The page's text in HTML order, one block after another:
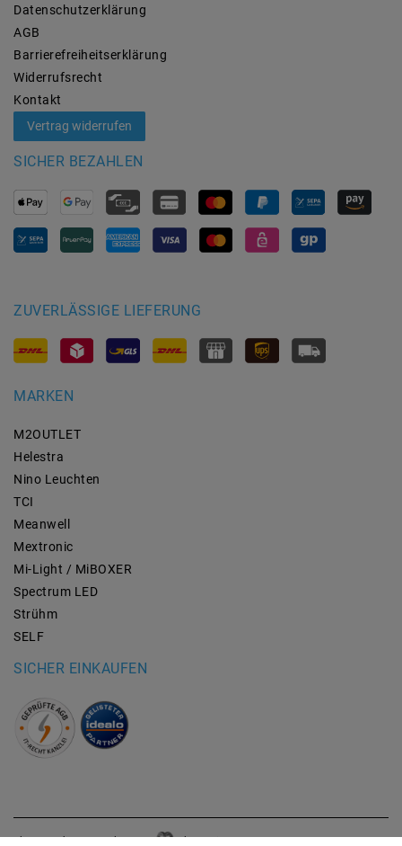
Daten­schutz­erklärung
AGB
Barrierefreiheitserklärung
Widerrufs­recht
Kontakt
Vertrag widerrufen
SICHER BEZAHLEN
ZUVERLÄSSIGE LIEFERUNG
MARKEN
M2OUTLET
Helestra
Nino Leuchten
TCI
Meanwell
Mextronic
Mi-Light / MiBOXER
Spectrum LED
Strühm
SELF
SICHER EINKAUFEN